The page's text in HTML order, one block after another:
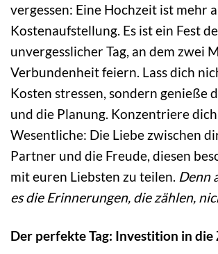
vergessen: Eine Hochzeit ist mehr
Kostenaufstellung. Es ist ein Fest
unvergesslicher Tag, an dem zwei
Verbundenheit feiern. Lass dich
Kosten stressen, sondern genieße
und die Planung. Konzentriere
Wesentliche: Die Liebe zwischen
Partner und die Freude, diesen
mit euren Liebsten zu teilen. Denn
es die Erinnerungen, die zählen,
Der perfekte Tag: Investition in